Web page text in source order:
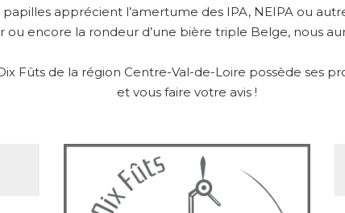
apprécient l’amertume des IPA, NEIPA ou
encore la rondeur d’une bière triple Belge, nous
Fûts de la région Centre-Val-de-Loire possède ses
et vous faire votre avis !